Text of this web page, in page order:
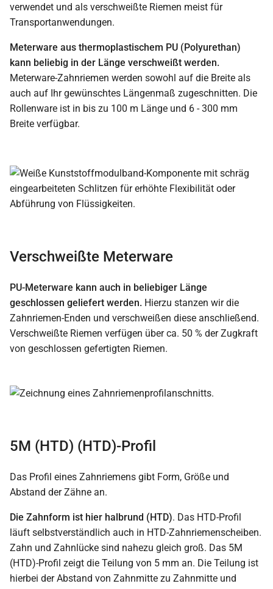
verwendet und als verschweißte Riemen meist für
Transportanwendungen.
Meterware aus thermoplastischem PU (Polyurethan)
kann beliebig in der Länge verschweißt werden.
Meterware-Zahnriemen werden sowohl auf die Breite als
auch auf Ihr gewünschtes Längenmaß zugeschnitten. Die
Rollenware ist in bis zu 100 m Länge und 6 - 300 mm
Breite verfügbar.
Verschweißte Meterware
PU-Meterware kann auch in beliebiger Länge
geschlossen geliefert werden. Hierzu stanzen wir die
Zahnriemen-Enden und verschweißen diese anschließend.
Verschweißte Riemen verfügen über ca. 50 % der Zugkraft
von geschlossen gefertigten Riemen.
5M (HTD) (HTD)-Profil
Das Profil eines Zahnriemens gibt Form, Größe und
Abstand der Zähne an.
Die Zahnform ist hier halbrund (HTD). Das HTD-Profil
läuft selbstverständlich auch in HTD-Zahnriemenscheiben.
Zahn und Zahnlücke sind nahezu gleich groß. Das 5M
(HTD)-Profil zeigt die Teilung von 5 mm an. Die Teilung ist
hierbei der Abstand von Zahnmitte zu Zahnmitte und